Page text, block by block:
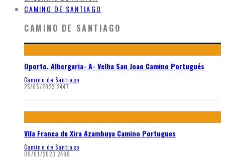
CAMINO DE SANTIAGO
CAMINO DE SANTIAGO
Oporto, Albergaria- A- Velha San Joao Camino Portugués
Camino de Santiago
25/05/2023 2447
Vila Franca de Xira Azambuya Camino Portugues
Camino de Santiago
09/01/2023 2498